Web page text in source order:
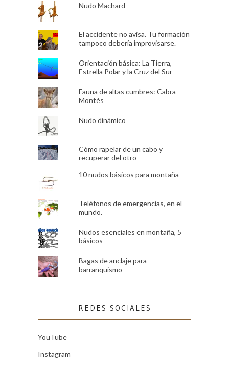
Nudo Machard
El accidente no avisa. Tu formación
tampoco debería improvisarse.
Orientación básica: La Tierra,
Estrella Polar y la Cruz del Sur
Fauna de altas cumbres: Cabra
Montés
Nudo dinámico
Cómo rapelar de un cabo y
recuperar del otro
10 nudos básicos para montaña
Teléfonos de emergencias, en el
mundo.
Nudos esenciales en montaña, 5
básicos
Bagas de anclaje para
barranquismo
REDES SOCIALES
YouTube
Instagram